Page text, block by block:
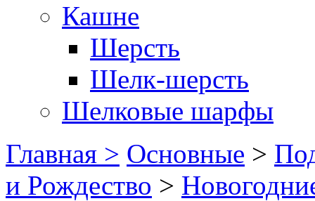
Кашне
Шерсть
Шелк-шерсть
Шелковые шарфы
Главная > Основные >
и Рождество >